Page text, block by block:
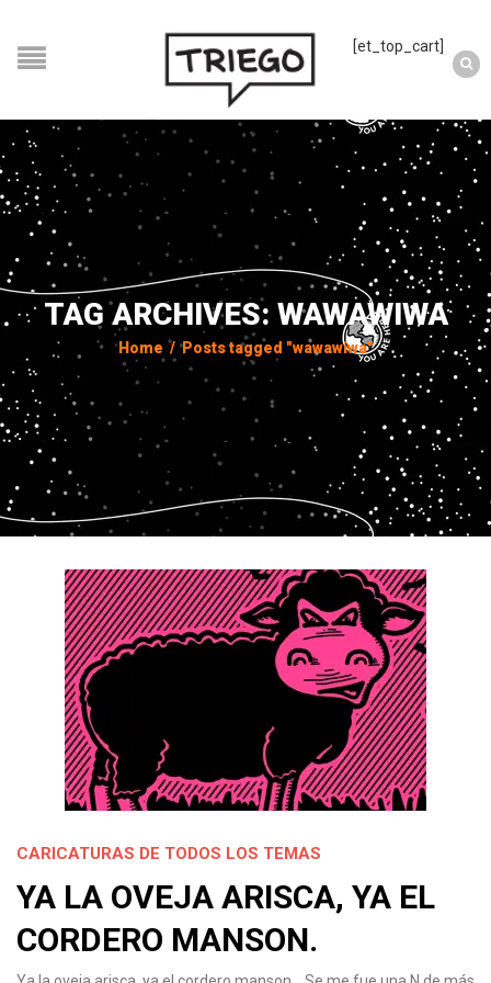
[et_top_cart]
TAG ARCHIVES: WAWAWIWA
Home / Posts tagged "wawawiwa"
CARICATURAS DE TODOS LOS TEMAS
YA LA OVEJA ARISCA, YA EL
CORDERO MANSON.